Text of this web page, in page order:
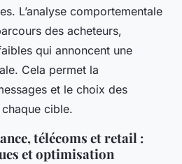
L’analyse comportementale
des acheteurs,
qui annoncent une
Cela permet la
et le choix des
cible.
télécoms et retail :
et optimisation